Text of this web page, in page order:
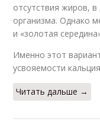
отсутствия жиров,
организма. Однако
и «золотая
Именно этот
усвояемости
Читать дальше →